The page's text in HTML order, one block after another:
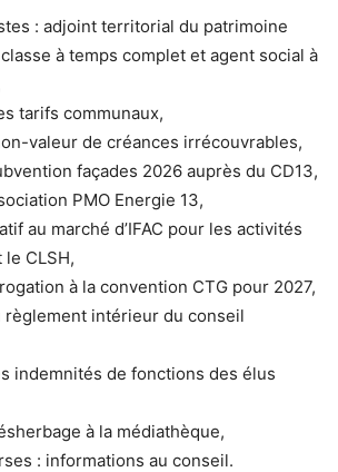
: adjoint territorial du patrimoine
à temps complet et agent social à
tarifs communaux,
valeur de créances irrécouvrables,
façades 2026 auprès du CD13,
PMO Energie 13,
au marché d’IFAC pour les activités
CLSH,
à la convention CTG pour 2027,
règlement intérieur du conseil
indemnités de fonctions des élus
à la médiathèque,
: informations au conseil.